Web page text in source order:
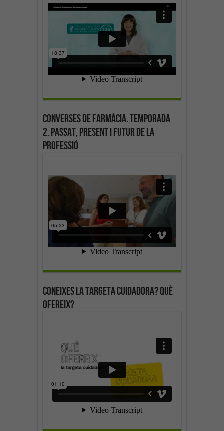
Converses de farmàcia. Temporada
2. Passat, present i futur de la
professió
Coneixes la targeta cuidadora? Què
ofereix?